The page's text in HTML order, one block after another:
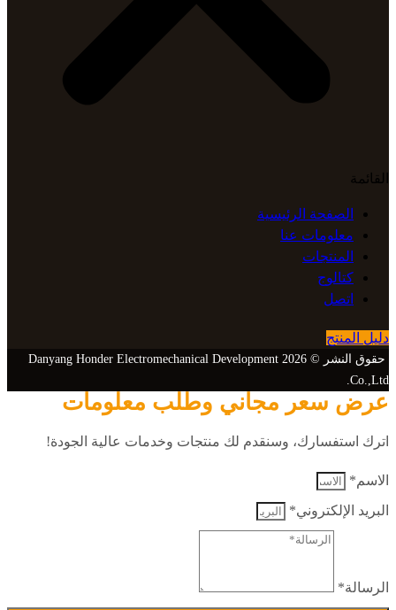
القائمة
الصفحة الرئيسية
معلومات عنا
المنتجات
كتالوج
اتصل
دليل المنتج
حقوق النشر © 2026 Danyang Honder Electromechanical Development
Co.,Ltd.
عرض سعر مجاني وطلب معلومات
اترك استفسارك، وسنقدم لك منتجات وخدمات عالية الجودة!
الاسم*
البريد الإلكتروني*
الرسالة*